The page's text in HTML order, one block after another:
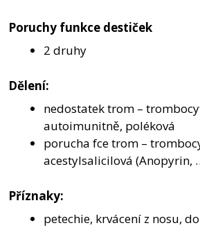
Poruchy funkce destiček
2 druhy
Dělení:
nedostatek trom –
autoimunitně, poléková
porucha fce trom –
acestylsalicilová (Anopyrin,
Příznaky:
petechie, krvácení z nosu,